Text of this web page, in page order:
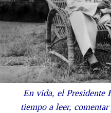
En vida, el Presidente
tiempo a leer,